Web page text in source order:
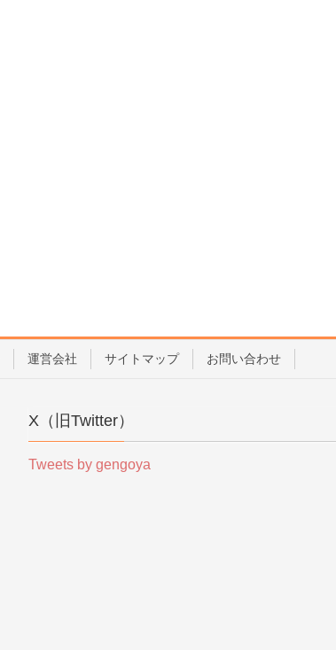
運営会社 サイトマップ お問い合わせ
X（旧Twitter）
Tweets by gengoya